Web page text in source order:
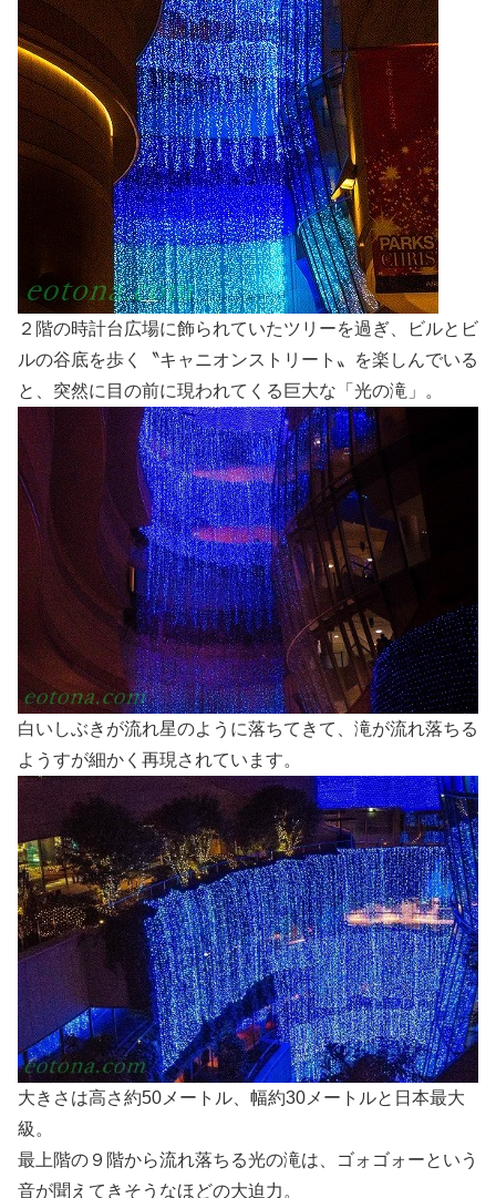
２階の時計台広場に飾られていたツリーを過ぎ、ビルとビ
ルの谷底を歩く〝キャニオンストリート〟を楽しんでいる
と、突然に目の前に現われてくる巨大な「光の滝」。
白いしぶきが流れ星のように落ちてきて、滝が流れ落ちる
ようすが細かく再現されています。
大きさは高さ約50メートル、幅約30メートルと日本最大
級。
最上階の９階から流れ落ちる光の滝は、ゴォゴォーという
音が聞えてきそうなほどの大迫力。